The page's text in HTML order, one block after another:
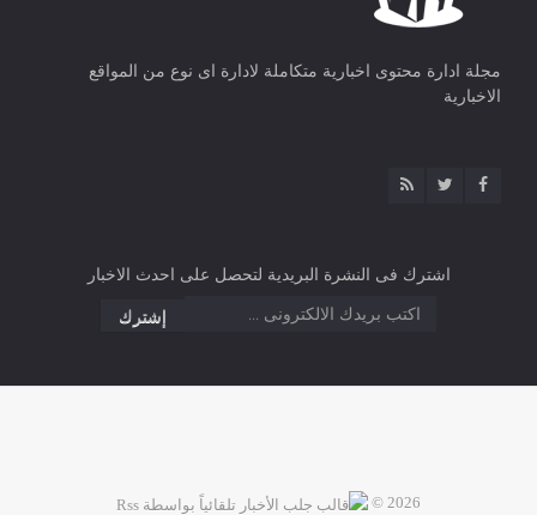
مجلة ادارة محتوى اخبارية متكاملة لادارة اى نوع من المواقع
الاخبارية
اشترك فى النشرة البريدية لتحصل على احدث الاخبار
2026 ©